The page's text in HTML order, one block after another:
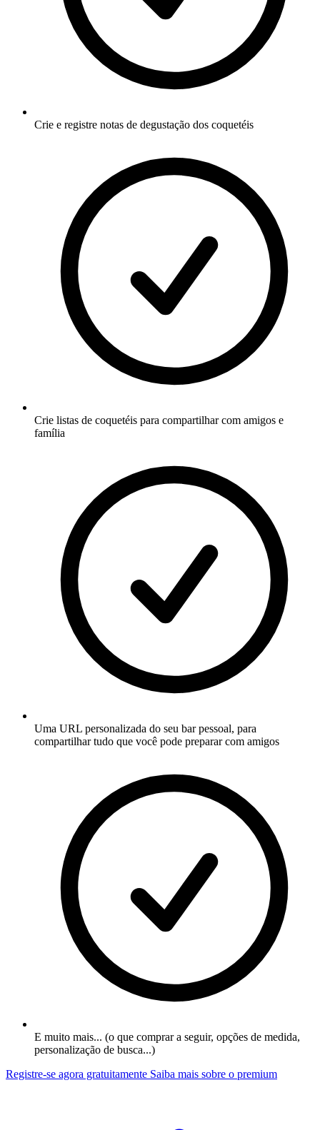
Crie e registre notas de degustação dos coquetéis
Crie listas de coquetéis para compartilhar com amigos e
família
Uma URL personalizada do seu bar pessoal, para
compartilhar tudo que você pode preparar com amigos
E muito mais... (o que comprar a seguir, opções de medida,
personalização de busca...)
Registre-se agora gratuitamente Saiba mais sobre o premium